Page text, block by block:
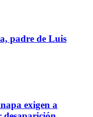
padre de Luis
exigen a